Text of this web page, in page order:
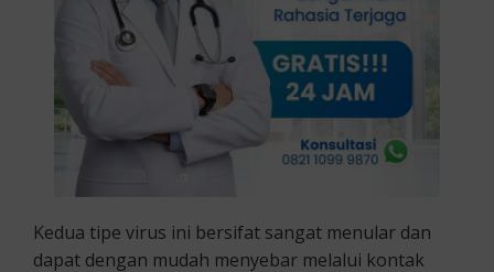
Kedua tipe virus ini bersifat sangat menular dan
dapat dengan mudah menyebar melalui kontak